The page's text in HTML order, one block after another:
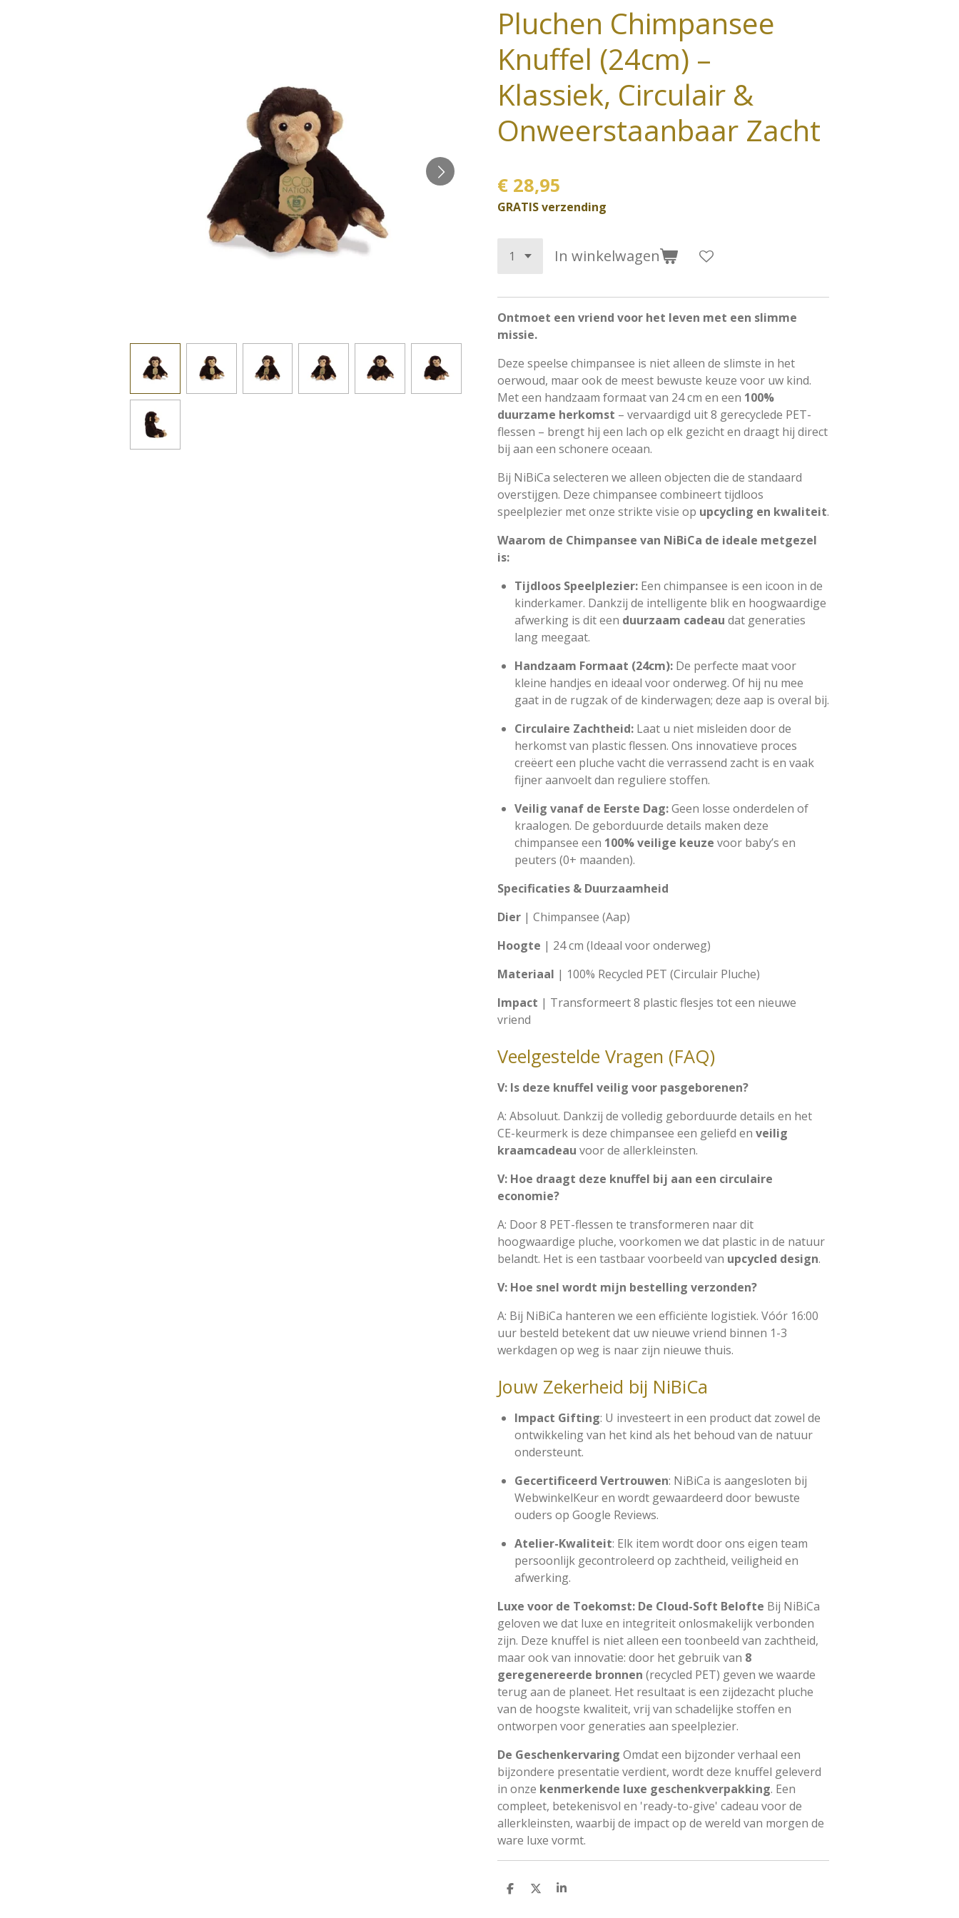
Pluchen Chimpansee
Knuffel (24cm) –
Klassiek, Circulair &
Onweerstaanbaar Zacht
€ 28,95
GRATIS verzending
In winkelwagen
Ontmoet een vriend voor het leven met een slimme
missie.
Deze speelse chimpansee is niet alleen de slimste in het
oerwoud, maar ook de meest bewuste keuze voor uw kind.
Met een handzaam formaat van 24 cm en een 100%
duurzame herkomst – vervaardigd uit 8 gerecyclede PET-
flessen – brengt hij een lach op elk gezicht en draagt hij direct
bij aan een schonere oceaan.
Bij NiBiCa selecteren we alleen objecten die de standaard
overstijgen. Deze chimpansee combineert tijdloos
speelplezier met onze strikte visie op upcycling en kwaliteit.
Waarom de Chimpansee van NiBiCa de ideale metgezel
is:
Tijdloos Speelplezier: Een chimpansee is een icoon in de
kinderkamer. Dankzij de intelligente blik en hoogwaardige
afwerking is dit een duurzaam cadeau dat generaties
lang meegaat.
Handzaam Formaat (24cm): De perfecte maat voor
kleine handjes en ideaal voor onderweg. Of hij nu mee
gaat in de rugzak of de kinderwagen; deze aap is overal bij.
Circulaire Zachtheid: Laat u niet misleiden door de
herkomst van plastic flessen. Ons innovatieve proces
creëert een pluche vacht die verrassend zacht is en vaak
fijner aanvoelt dan reguliere stoffen.
Veilig vanaf de Eerste Dag:Geen losse onderdelen of
kraalogen. De geborduurde details maken deze
chimpansee een 100% veilige keuze voor baby’s en
peuters (0+ maanden).
Specificaties & Duurzaamheid
Dier | Chimpansee (Aap)
Hoogte | 24 cm (Ideaal voor onderweg)
Materiaal | 100% Recycled PET (Circulair Pluche)
Impact | Transformeert 8 plastic flesjes tot een nieuwe
vriend
Veelgestelde Vragen (FAQ)
V: Is deze knuffel veilig voor pasgeborenen?
A: Absoluut. Dankzij de volledig geborduurde details en het
CE-keurmerk is deze chimpansee een geliefd en veilig
kraamcadeau voor de allerkleinsten.
V: Hoe draagt deze knuffel bij aan een circulaire
economie?
A: Door 8 PET-flessen te transformeren naar dit
hoogwaardige pluche, voorkomen we dat plastic in de natuur
belandt. Het is een tastbaar voorbeeld van upcycled design.
V: Hoe snel wordt mijn bestelling verzonden?
A: Bij NiBiCa hanteren we een efficiënte logistiek. Vóór 16:00
uur besteld betekent dat uw nieuwe vriend binnen 1-3
werkdagen op weg is naar zijn nieuwe thuis.
Jouw Zekerheid bij NiBiCa
Impact Gifting: U investeert in een product dat zowel de
ontwikkeling van het kind als het behoud van de natuur
ondersteunt.
Gecertificeerd Vertrouwen: NiBiCa is aangesloten bij
WebwinkelKeur en wordt gewaardeerd door bewuste
ouders op Google Reviews.
Atelier-Kwaliteit: Elk item wordt door ons eigen team
persoonlijk gecontroleerd op zachtheid, veiligheid en
afwerking.
Luxe voor de Toekomst: De Cloud-Soft Belofte Bij NiBiCa
geloven we dat luxe en integriteit onlosmakelijk verbonden
zijn. Deze knuffel is niet alleen een toonbeeld van zachtheid,
maar ook van innovatie: door het gebruik van 8
geregenereerde bronnen (recycled PET) geven we waarde
terug aan de planeet. Het resultaat is een zijdezacht pluche
van de hoogste kwaliteit, vrij van schadelijke stoffen en
ontworpen voor generaties aan speelplezier.
De Geschenkervaring Omdat een bijzonder verhaal een
bijzondere presentatie verdient, wordt deze knuffel geleverd
in onze kenmerkende luxe geschenkverpakking. Een
compleet, betekenisvol en 'ready-to-give' cadeau voor de
allerkleinsten, waarbij de impact op de wereld van morgen de
ware luxe vormt.
D
D
S